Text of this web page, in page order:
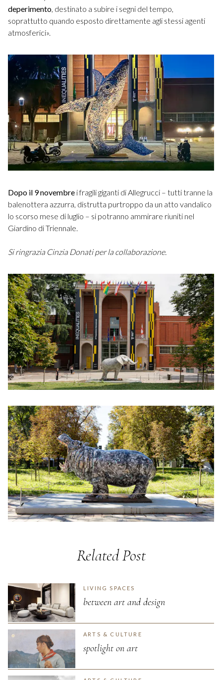
deperimento, destinato a subire i segni del tempo,
soprattutto quando esposto direttamente agli stessi agenti
atmosferici».
Dopo il 9 novembre i fragili giganti di Allegrucci – tutti tranne la
balenottera azzurra, distrutta purtroppo da un atto vandalico
lo scorso mese di luglio – si potranno ammirare riuniti nel
Giardino di Triennale.
Si ringrazia Cinzia Donati per la collaborazione.
Related Post
LIVING SPACES
between art and design
ARTS & CULTURE
spotlight on art